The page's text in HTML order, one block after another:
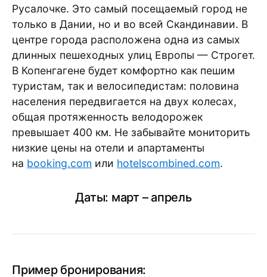
Русалочке. Это самый посещаемый город не
только в Дании, но и во всей Скандинавии. В
центре города расположена одна из самых
длинных пешеходных улиц Европы — Строгет.
В Копенгагене будет комфортно как пешим
туристам, так и велосипедистам: половина
населения передвигается на двух колесах,
общая протяженность велодорожек
превышает 400 км. Не забывайте мониторить
низкие цены на отели и апартаменты
на booking.com или hotelscombined.com.
Даты: март – апрель
Пример бронирования: